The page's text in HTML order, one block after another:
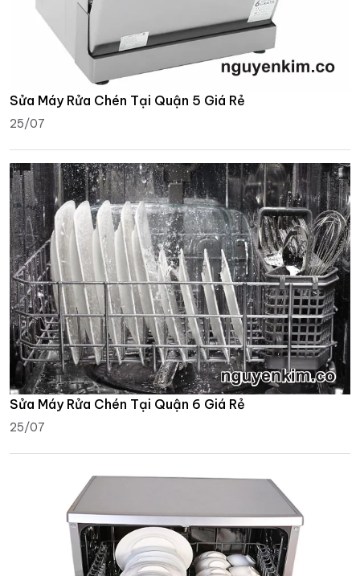
Sửa Máy Rửa Chén Tại Quận 5 Giá Rẻ
25/07
Sửa Máy Rửa Chén Tại Quận 6 Giá Rẻ
25/07